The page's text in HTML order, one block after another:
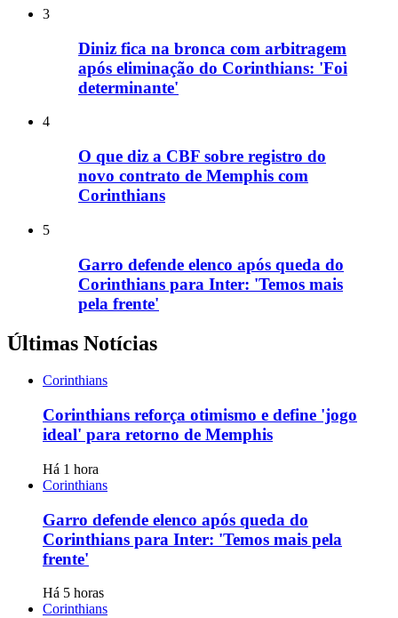
3
Diniz fica na bronca com arbitragem
após eliminação do Corinthians: 'Foi
determinante'
4
O que diz a CBF sobre registro do
novo contrato de Memphis com
Corinthians
5
Garro defende elenco após queda do
Corinthians para Inter: 'Temos mais
pela frente'
Últimas Notícias
Corinthians
Corinthians reforça otimismo e define 'jogo
ideal' para retorno de Memphis
Há 1 hora
Corinthians
Garro defende elenco após queda do
Corinthians para Inter: 'Temos mais pela
frente'
Há 5 horas
Corinthians